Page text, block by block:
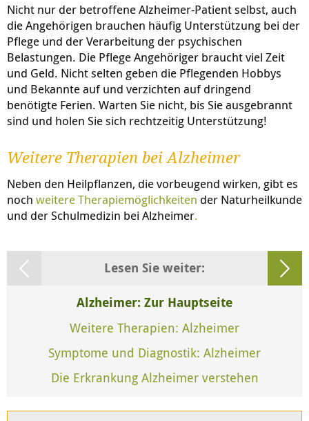
Nicht nur der betroffene Alzheimer-Patient selbst, auch
die Angehörigen brauchen häufig Unterstützung bei der
Pflege und der Verarbeitung der psychischen
Belastungen. Die Pflege Angehöriger braucht viel Zeit
und Geld. Nicht selten geben die Pflegenden Hobbys
und Bekannte auf und verzichten auf dringend
benötigte Ferien. Warten Sie nicht, bis Sie ausgebrannt
sind und holen Sie sich rechtzeitig Unterstützung!
Weitere Therapien bei Alzheimer
Neben den Heilpflanzen, die vorbeugend wirken, gibt es
noch weitere Therapiemöglichkeiten der Naturheilkunde
und der Schulmedizin bei Alzheimer.
Lesen Sie weiter:
Alzheimer: Zur Hauptseite
Weitere Therapien: Alzheimer
Symptome und Diagnostik: Alzheimer
Die Erkrankung Alzheimer verstehen